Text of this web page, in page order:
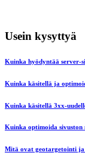
Usein kysyttyä
Kuinka hyödyntää server-
Kuinka käsitellä ja
Kuinka käsitellä 3xx-
Kuinka optimoida
Mitä ovat geotargetointi ja